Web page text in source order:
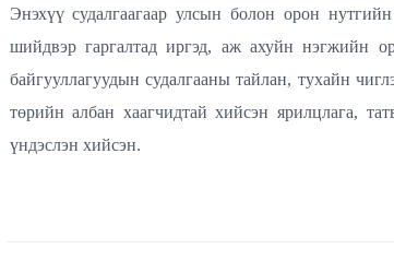
Энэхүү судалгаагаар улсын болон орон
шийдвэр гаргалтад иргэд, аж ахуйн нэгжийн
байгууллагуудын судалгааны тайлан, тухайн
төрийн албан хаагчидтай хийсэн ярилцлага,
үндэслэн хийсэн.